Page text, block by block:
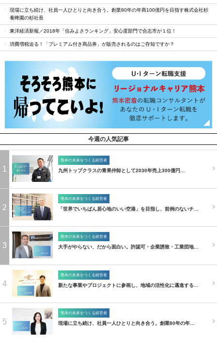
現場に立ち続け、社員一人ひとりと向き合う。創業80年の年商100億円を目指す株式会社杉
養蜂園の杉社長
東洋経済新報／2018年「住みよさランキング」安心度部門で合志市が１位！
消費増税迫る！「プレミアム付き商品券」が販売されるのはご存知ですか？
今週の人気記事
1
熊本の未来をつくる経営者
九州トップクラスの青果仲卸として2030年売上300億円…
2
熊本の未来をつくる経営者
「世界でいちばん居心地のいい空港」を目指し、前例のないチ…
3
熊本の未来をつくる経営者
大手がやらない、だから面白い。許認可・企業誘致・工業団地…
4
熊本の未来をつくる経営者
新たな事業やプロジェクトに参画し、地域の活性化に邁進する…
5
熊本の未来をつくる経営者
現場に立ち続け、社員一人ひとりと向き合う。創業80年の年…